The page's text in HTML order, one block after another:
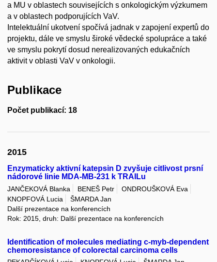
a MU v oblastech souvisejících s onkologickým výzkumem
a v oblastech podporujících VaV.
Intelektuální ukotvení spočívá jadnak v zapojení expertů do
projektu, dále ve smyslu široké vědecké spolupráce a také
ve smyslu pokrytí dosud nerealizovaných edukačních
aktivit v oblasti VaV v onkologii.
Publikace
Počet publikací: 18
2015
Enzymaticky aktivní katepsin D zvyšuje citlivost prsní
nádorové linie MDA-MB-231 k TRAILu
JANČEKOVÁ Blanka BENEŠ Petr
ONDROUŠKOVÁ Eva
KNOPFOVÁ Lucia
ŠMARDA Jan
Další prezentace na konferencích
Rok: 2015, druh: Další prezentace na konferencích
Identification of molecules mediating c-myb-dependent
chemoresistance of colorectal carcinoma cells